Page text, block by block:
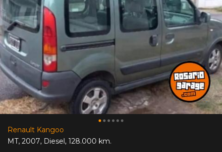
Renault Kangoo
MT, 2007, Diesel, 128.000 km.